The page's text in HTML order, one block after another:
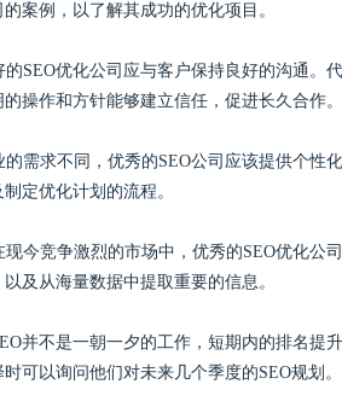
案例，以了解其成功的优化项目。
SEO优化公司应与客户保持良好的沟通
操作和方针能够建立信任，促进长久合作。
需求不同，优秀的SEO公司应该提供个
定优化计划的流程。
今竞争激烈的市场中，优秀的SEO优化
及从海量数据中提取重要的信息。
并不是一朝一夕的工作，短期内的排名提
可以询问他们对未来几个季度的SEO规划。